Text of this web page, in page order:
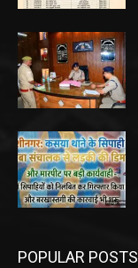
POPULAR POSTS